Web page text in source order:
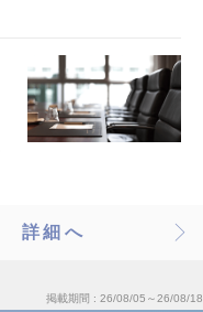
詳細へ
掲載期間 26/08/05～26/08/18